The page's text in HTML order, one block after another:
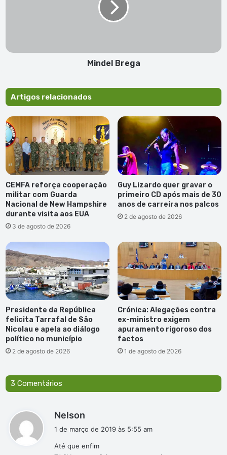
pela Loftleidir Icelandic EHF, e em 30% por empresários
islandeses com experiência no sector da aviação. Após um
relativamente aos termos da venda das acções, processo
que será agora formalizado oficialmente amanhã à tarde,
acções, na cidade da Praia.
Mindel Brega
Artigos relacionados
CEMFA reforça cooperação
militar com Guarda
Nacional de New Hampshire
durante visita aos EUA
3 de agosto de 2026
Guy Lizardo quer gravar o
primeiro CD após mais de 30
anos de carreira nos palcos
2 de agosto de 2026
Presidente da República
felicita Tarrafal de São
Nicolau e apela ao diálogo
político no município
2 de agosto de 2026
Crónica: Alegações contra
ex-ministro exigem
apuramento rigoroso dos
factos
1 de agosto de 2026
3 Comentários
Nelson
s
1 de março de 2019 às 5:55 am
Até que enfim